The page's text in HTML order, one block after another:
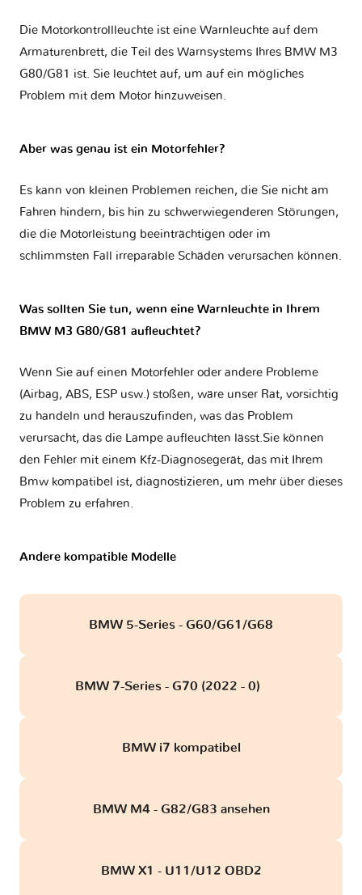
Die Motorkontrollleuchte ist eine Warnleuchte auf dem
Armaturenbrett, die Teil des Warnsystems Ihres BMW M3
G80/G81 ist. Sie leuchtet auf, um auf ein mögliches
Problem mit dem Motor hinzuweisen.
Aber was genau ist ein Motorfehler?
Es kann von kleinen Problemen reichen, die Sie nicht am
Fahren hindern, bis hin zu schwerwiegenderen Störungen,
die die Motorleistung beeinträchtigen oder im
schlimmsten Fall irreparable Schäden verursachen können.
Was sollten Sie tun, wenn eine Warnleuchte in Ihrem
BMW M3 G80/G81 aufleuchtet?
Wenn Sie auf einen Motorfehler oder andere Probleme
(Airbag, ABS, ESP usw.) stoßen, wäre unser Rat, vorsichtig
zu handeln und herauszufinden, was das Problem
verursacht, das die Lampe aufleuchten lässt.Sie können
den Fehler mit einem Kfz-Diagnosegerät, das mit Ihrem
Bmw kompatibel ist, diagnostizieren, um mehr über dieses
Problem zu erfahren.
Andere kompatible Modelle
BMW 5-Series - G60/G61/G68
BMW 7-Series - G70 (2022 - 0)
BMW i7 kompatibel
BMW M4 - G82/G83 ansehen
BMW X1 - U11/U12 OBD2